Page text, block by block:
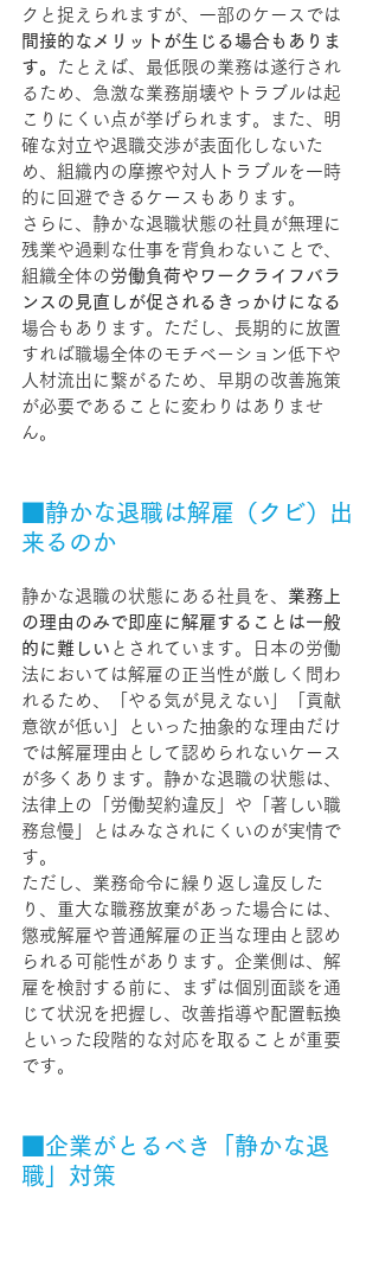
クと捉えられますが、一部のケースでは
間接的なメリットが生じる場合もありま
す。
たとえば、最低限の業務は遂行され
るため、急激な業務崩壊やトラブルは起
こりにくい点が挙げられます。また、明
確な対立や退職交渉が表面化しないた
め、組織内の摩擦や対人トラブルを一時
的に回避できるケースもあります。
さらに、静かな退職状態の社員が無理に
残業や過剰な仕事を背負わないことで、
組織全体の労働負荷やワークライフバラ
ンスの見直しが促されるきっかけになる
場合もあります。ただし、長期的に放置
すれば職場全体のモチベーション低下や
人材流出に繋がるため、早期の改善施策
が必要であることに変わりはありませ
ん。
■静かな退職は解雇（クビ）出
来るのか
静かな退職の状態にある社員を、 業務上
の理由のみで即座に解雇することは一般
的に難しい とされています。日本の労働
法においては解雇の正当性が厳しく問わ
れるため、「やる気が見えない」「貢献
意欲が低い」といった抽象的な理由だけ
では解雇理由として認められないケース
が多くあります。静かな退職の状態は、
法律上の「労働契約違反」や「著しい職
務怠慢」とはみなされにくいのが実情で
す。
ただし、業務命令に繰り返し違反した
り、重大な職務放棄があった場合には、
懲戒解雇や普通解雇の正当な理由と認め
られる可能性があります。企業側は、解
雇を検討する前に、まずは個別面談を通
じて状況を把握し、改善指導や配置転換
といった段階的な対応を取ることが重要
です。
■企業がとるべき「静かな退
職」対策